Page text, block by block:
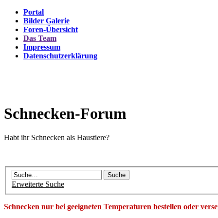
Portal
Bilder Galerie
Foren-Übersicht
Das Team
Impressum
Datenschutzerklärung
Schnecken-Forum
Habt ihr Schnecken als Haustiere?
Erweiterte Suche
Schnecken nur bei geeigneten Temperaturen bestellen oder